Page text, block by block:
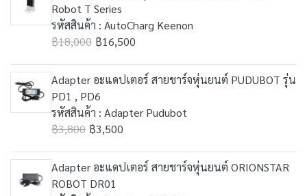
Robot T Series
รหัสสินค้า : AutoCharg Keenon
฿18,000 ฿16,500
Adapter อะแดปเตอร์ สายชาร์จหุ่นยนต์ PUDUBOT รุ่น
PD1 , PD6
รหัสสินค้า : Adapter Pudubot
฿3,800 ฿3,500
Adapter อะแดปเตอร์ สายชาร์จหุ่นยนต์ ORIONSTAR
ROBOT DR01